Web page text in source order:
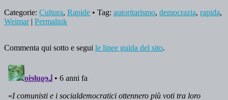
Categorie: Cultura, Rapide • Tag: autoritarismo, democrazia, rapida,
Weimar| Permalink
Commenta qui sotto e segui le linee guida del sito.